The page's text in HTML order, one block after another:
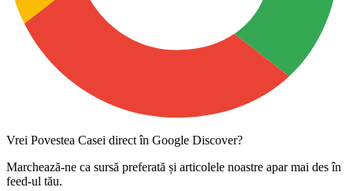
Vrei Povestea Casei direct în Google Discover?
Marchează-ne ca sursă preferată și articolele noastre apar mai des în
feed-ul tău.